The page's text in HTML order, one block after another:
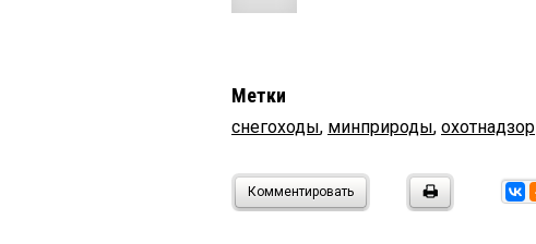
Метки
снегоходы, минприроды, охотнадзор
Комментировать